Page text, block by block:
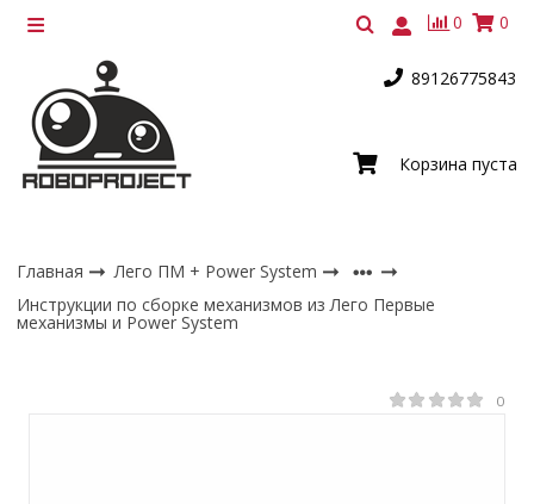
0 0
89126775843
Корзина пуста
Главная
Лего ПМ + Power System
Инструкции по сборке механизмов из Лего Первые
механизмы и Power System
0